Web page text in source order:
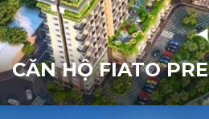
CĂN HỘ FIATO